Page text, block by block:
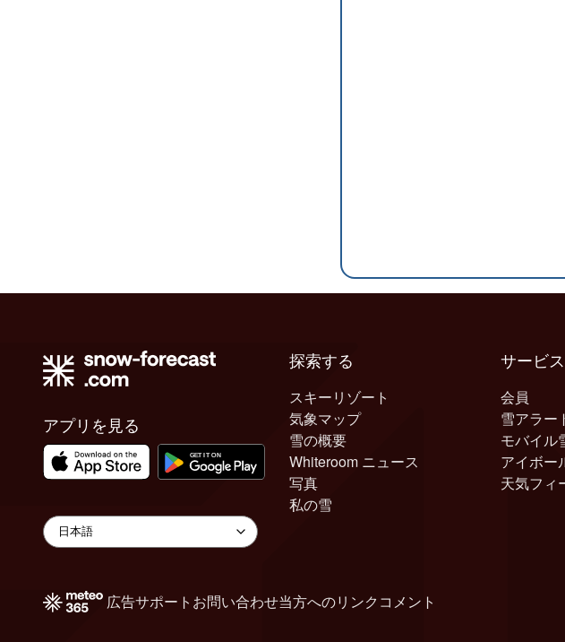
アプリを見る
探索する
スキーリゾート
気象マップ
雪の概要
Whiteroom ニュース
写真
私の雪
サービス
会員
雪アラー
モバイル
アイボー
天気フィ
広告サポート お問い合わせ当方へのリンク コメント